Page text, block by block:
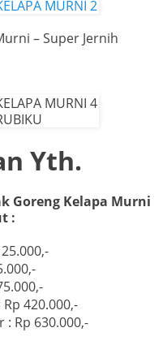
– Super Jernih
Yth.
Goreng Kelapa Murni
:
420.000,-
: Rp 630.000,-